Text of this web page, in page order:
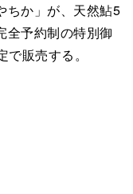
ちか」が、天然鮎5
全予約制の特別御
販売する。